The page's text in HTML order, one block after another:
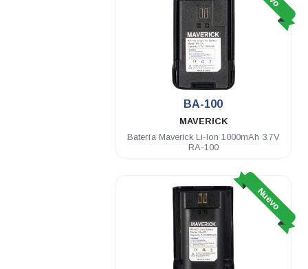
BA-100
MAVERICK
Batería Maverick Li-Ion 1000mAh 3.7V
RA-100
Nuevo